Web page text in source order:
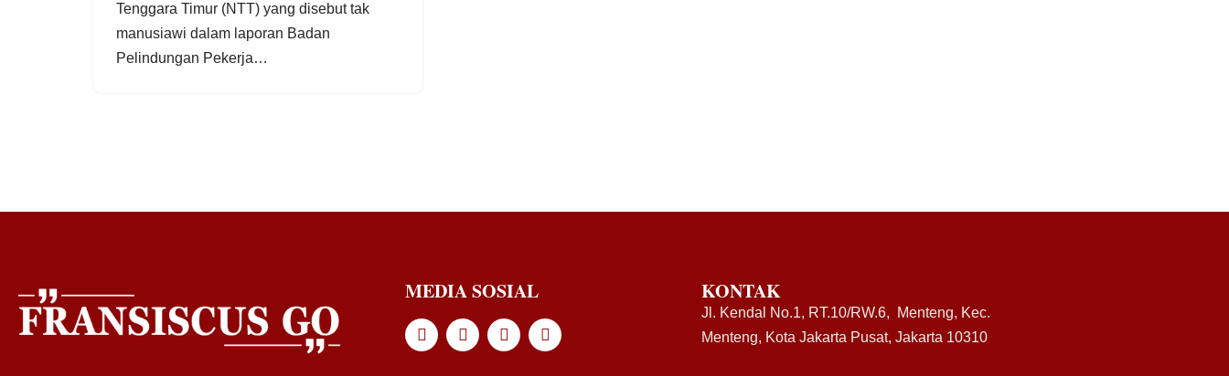
Tenggara Timur (NTT) yang disebut tak
manusiawi dalam laporan Badan
Pelindungan Pekerja…
MEDIA SOSIAL KONTAK
Jl. Kendal No.1, RT.10/RW.6, Menteng, Kec.
Menteng, Kota Jakarta Pusat, Jakarta 10310